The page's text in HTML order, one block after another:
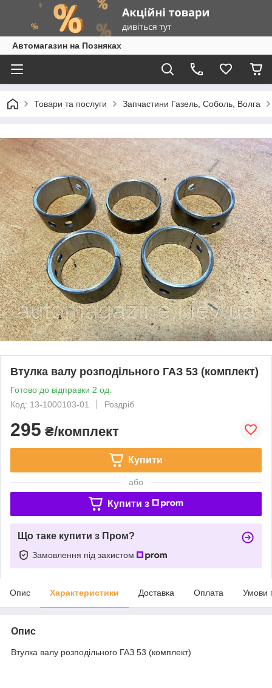
Автомагазин на Позняках
Товари та послуги Запчастини Газель, Соболь, Волга
Втулка валу розподільного ГАЗ 53 (комплект)
Готово до відправки 2 од.
Код: 13-1000103-01
Роздріб
295 ₴/комплект
Купити
або
Купити з
Що таке купити з Пром?
Замовлення під захистом
Опис Характеристики Доставка Оплата Умови
Опис
Втулка валу розподільного ГАЗ 53 (комплект)